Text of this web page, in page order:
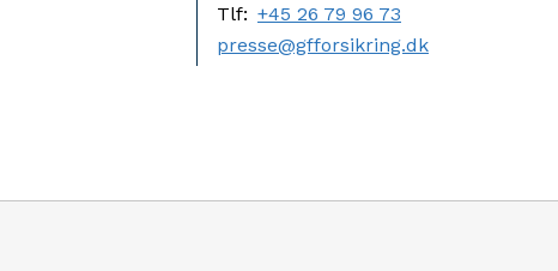
Tlf: +45 26 79 96 73
presse@gfforsikring.dk